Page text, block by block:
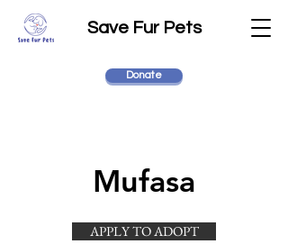
Save Fur Pets
Donate
Mufasa
APPLY TO ADOPT